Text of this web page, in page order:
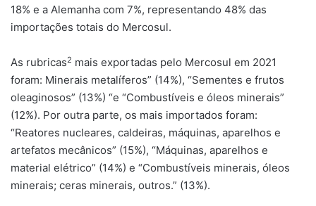
18% e a Alemanha com 7%, representando 48% das
importações totais do Mercosul.
As rubricas2 mais exportadas pelo Mercosul em 2021
foram: Minerais metalíferos” (14%), “Sementes e frutos
oleaginosos” (13%) “e “Combustíveis e óleos minerais”
(12%). Por outra parte, os mais importados foram:
“Reatores nucleares, caldeiras, máquinas, aparelhos e
artefatos mecânicos” (15%), “Máquinas, aparelhos e
material elétrico” (14%) e “Combustíveis minerais, óleos
minerais; ceras minerais, outros.” (13%).